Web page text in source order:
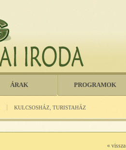
ÁRAK PROGRAMOK
KULCSOSHÁZ, TURISTAHÁZ
« vissza